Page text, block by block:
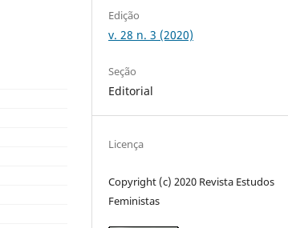
Edição
v. 28 n. 3 (2020)
Seção
Editorial
Licença
Copyright (c) 2020 Revista Estudos
Feministas